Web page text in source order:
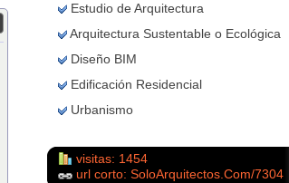
Estudio de Arquitectura
Arquitectura Sustentable o Ecológica
Diseño BIM
Edificación Residencial
Urbanismo
visitas: 1454
url corto: SoloArquitectos.Com/7304